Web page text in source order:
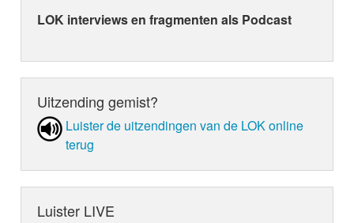
LOK interviews en fragmenten als Podcast
Uitzending gemist?
Luister de uit­zen­din­gen van de LOK online
terug
Luister LIVE